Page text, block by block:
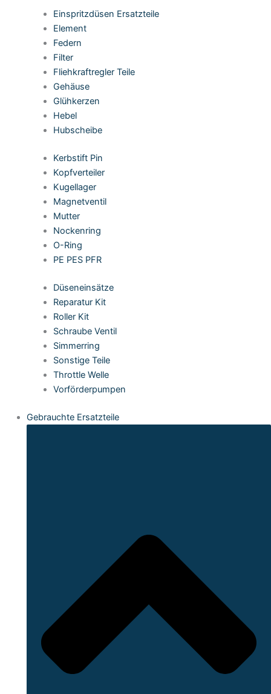
Einspritzdüsen Ersatzteile
Element
Federn
Filter
Fliehkraftregler Teile
Gehäuse
Glühkerzen
Hebel
Hubscheibe
Kerbstift Pin
Kopfverteiler
Kugellager
Magnetventil
Mutter
Nockenring
O-Ring
PE PES PFR
Düseneinsätze
Reparatur Kit
Roller Kit
Schraube Ventil
Simmerring
Sonstige Teile
Throttle Welle
Vorförderpumpen
Gebrauchte Ersatzteile